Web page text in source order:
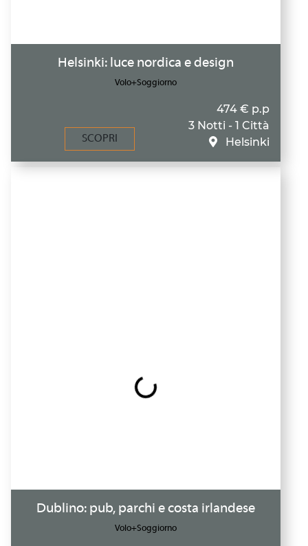
Helsinki: luce nordica e design
Volo+Soggiorno
SCOPRI
474 € p.p
3 Notti - 1 Città
Helsinki
Dublino: pub, parchi e costa irlandese
Volo+Soggiorno